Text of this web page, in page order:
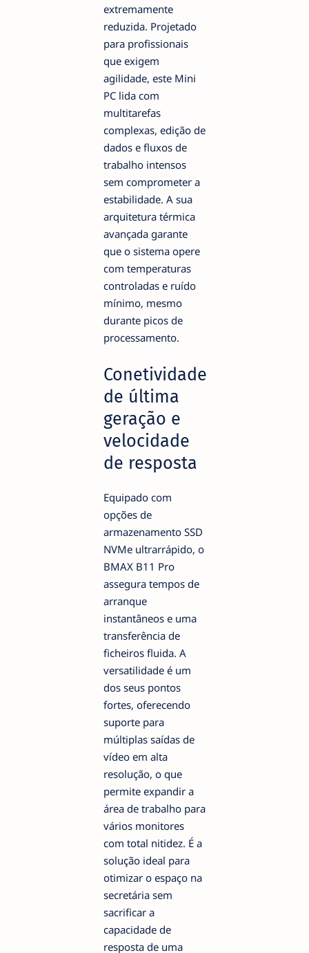
extremamente
reduzida. Projetado
para profissionais
que exigem
agilidade, este Mini
PC lida com
multitarefas
complexas, edição de
dados e fluxos de
trabalho intensos
sem comprometer a
estabilidade. A sua
arquitetura térmica
avançada garante
que o sistema opere
com temperaturas
controladas e ruído
mínimo, mesmo
durante picos de
processamento.
Conetividade
de última
geração e
velocidade
de resposta
Equipado com
opções de
armazenamento SSD
NVMe ultrarrápido, o
BMAX B11 Pro
assegura tempos de
arranque
instantâneos e uma
transferência de
ficheiros fluida. A
versatilidade é um
dos seus pontos
fortes, oferecendo
suporte para
múltiplas saídas de
vídeo em alta
resolução, o que
permite expandir a
área de trabalho para
vários monitores
com total nitidez. É a
solução ideal para
otimizar o espaço na
secretária sem
sacrificar a
capacidade de
resposta de uma